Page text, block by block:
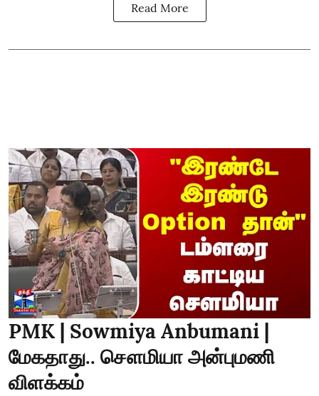
Read More
PMK | Sowmiya Anbumani |
மேகதாது.. சௌமியா அன்புமணி
விளக்கம்